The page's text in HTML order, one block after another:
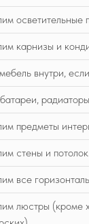
осветительные
карнизы и
внутри,
предметы
стены и потолок
все
люстры (кроме